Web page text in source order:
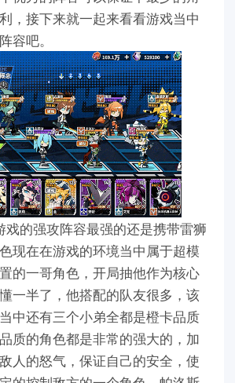
，接下来就一起来看看游戏当中
容吧。
戏的强攻阵容最强的还是携带雷狮
现在在游戏的环境当中属于超模
的一哥角色，开局抽他作为核心
一半了，他搭配的队友很多，该
中还有三个小弟全都是橙卡品质
质的角色都是非常的强大的，加
人的怒气，保证自己的安全，使